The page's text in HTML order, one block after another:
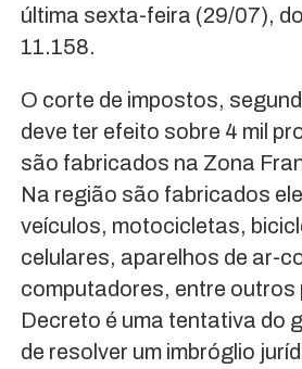
última sexta-feira (29/07),
11.158.
O corte de impostos,
deve ter efeito sobre 4 mil
são fabricados na Zona
Na região são fabricados
veículos, motocicletas,
celulares, aparelhos de ar-
computadores, entre outros
Decreto é uma tentativa do
de resolver um imbróglio